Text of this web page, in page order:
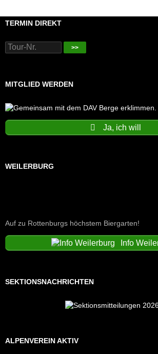
TERMIN DIREKT
>>
MITGLIED WERDEN
Ja, ich will
WEILERBURG
Auf zu Rottenburgs höchstem Biergarten!
Info
SEKTIONSNACHRICHTEN
ALPENVEREIN AKTIV